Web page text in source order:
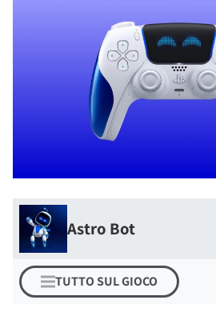
Astro Bot
TUTTO SUL GIOCO